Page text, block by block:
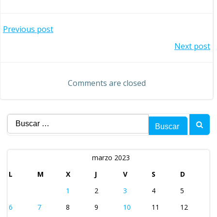
Navegación
entradas
Previous post
Next post
Comments are closed
Buscar:
marzo 2023
L
M X J V S
D
1
2 3 4
5
6
7 8 9 10 11
12